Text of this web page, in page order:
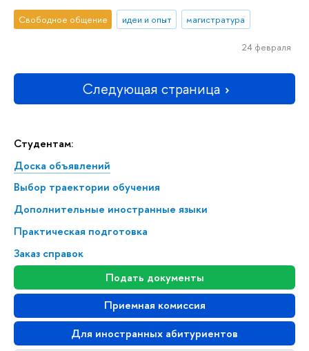
Студентам:
Доска объявлений
Выбор траектории обучения
Дополнительные иностранные языки
Практическая подготовка
Заказ справок
Подать документы
Приемная комиссия
Для иностранных абитуриентов
Свободное общение идеи и опыт магистратура
24 февраля
Следующая страница